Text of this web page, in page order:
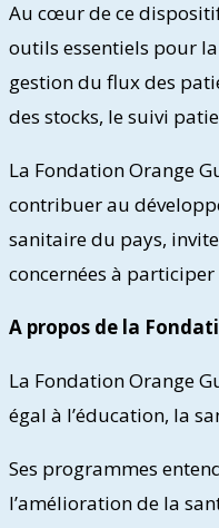
Au cœur de ce
outils essentiels pour
gestion du flux des
des stocks, le suivi
La Fondation Orange
contribuer au
sanitaire du pays,
concernées à
A propos de la
La Fondation Orange
égal à l’éducation, la
Ses programmes
l’amélioration de la